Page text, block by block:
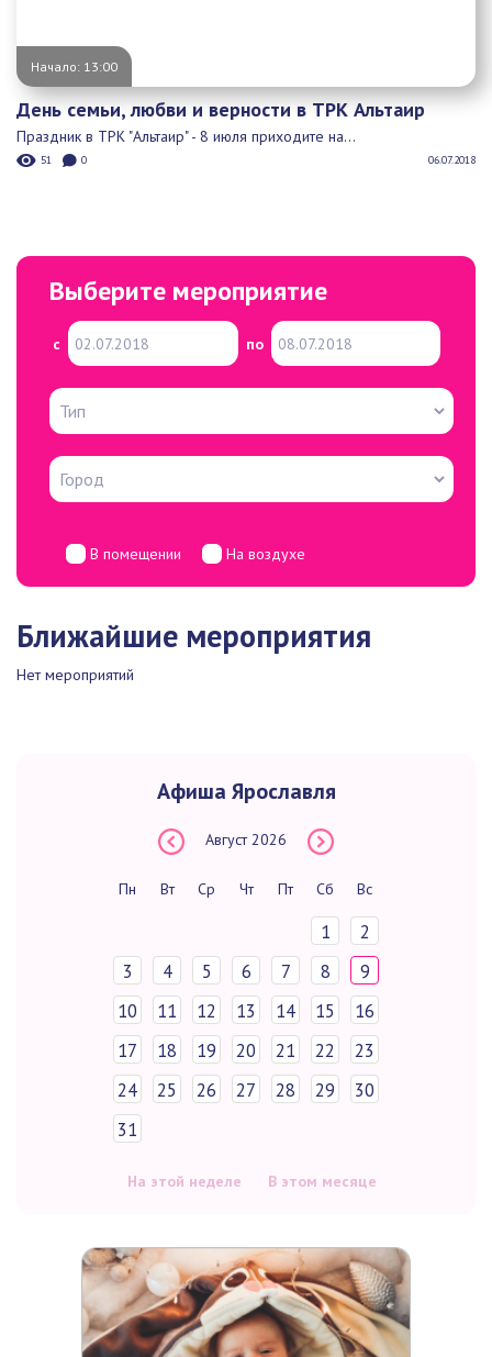
Начало: 13:00
День семьи, любви и верности в ТРК Альтаир
Праздник в ТРК "Альтаир" - 8 июля приходите на...
51 0 06.07.2018
Выберите мероприятие
с по
В помещении На воздухе
Ближайшие мероприятия
Нет мероприятий
Афиша Ярославля
Август 2026
Пн Вт Ср Чт Пт Сб Вс
1
2
3
4 5 6 7 8
9
10
11 12 13 14 15
16
17
18 19 20 21 22
23
24
25 26 27 28 29
30
31
На этой неделе В этом месяце